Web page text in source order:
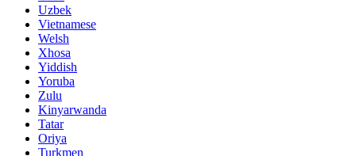
Uzbek
Vietnamese
Welsh
Xhosa
Yiddish
Yoruba
Zulu
Kinyarwanda
Tatar
Oriya
Turkmen